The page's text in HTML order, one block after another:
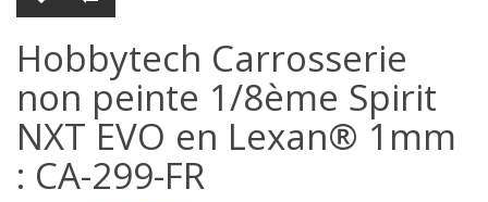
Hobbytech Carrosserie
non peinte 1/8ème Spirit
NXT EVO en Lexan® 1mm
: CA-299-FR